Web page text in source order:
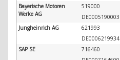
Bayerische Motoren
Werke AG
519000
DE0005190003
Jungheinrich AG
621993
DE0006219934
SAP SE
716460